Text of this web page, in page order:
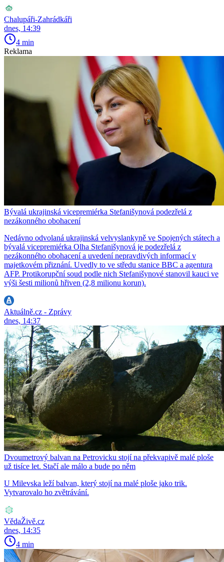
Chalupáři-Zahrádkáři
dnes, 14:39
4 min
Reklama
Bývalá ukrajinská vicepremiérka Stefanišynová podezřelá z
nezákonného obohacení
Nedávno odvolaná ukrajinská velvyslankyně ve Spojených státech a
bývalá vicepremiérka Olha Stefanišynová je podezřelá z
nezákonného obohacení a uvedení nepravdivých informací v
majetkovém přiznání. Uvedly to ve středu stanice BBC a agentura
AFP. Protikorupční soud podle nich Stefanišynové stanovil kauci ve
výši šesti milionů hřiven (2,8 milionu korun).
Aktuálně.cz - Zprávy
dnes, 14:37
Dvoumetrový balvan na Petrovicku stojí na překvapivě malé ploše
už tisíce let. Stačí ale málo a bude po něm
U Milevska leží balvan, který stojí na malé ploše jako trik.
Vytvarovalo ho zvětrávání.
VědaŽivě.cz
dnes, 14:35
4 min